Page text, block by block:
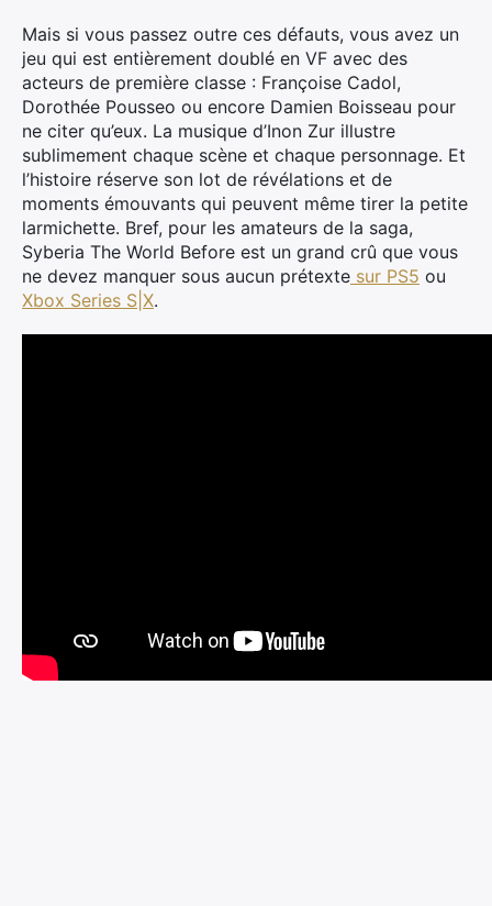
Mais si vous passez outre ces défauts, vous avez un
jeu qui est entièrement doublé en VF avec des
acteurs de première classe : Françoise Cadol,
Dorothée Pousseo ou encore Damien Boisseau pour
ne citer qu’eux. La musique d’Inon Zur illustre
sublimement chaque scène et chaque personnage. Et
l’histoire réserve son lot de révélations et de
moments émouvants qui peuvent même tirer la petite
larmichette. Bref, pour les amateurs de la saga,
Syberia The World Before est un grand crû que vous
ne devez manquer sous aucun prétexte sur PS5 ou
Xbox Series S|X.